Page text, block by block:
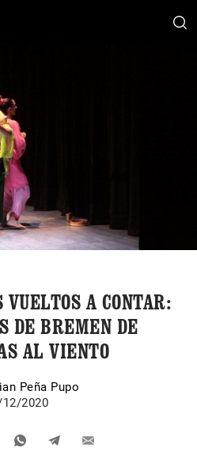
A CONTAR:
DE BREMEN DE
AL VIENTO
Peña Pupo
12/2020